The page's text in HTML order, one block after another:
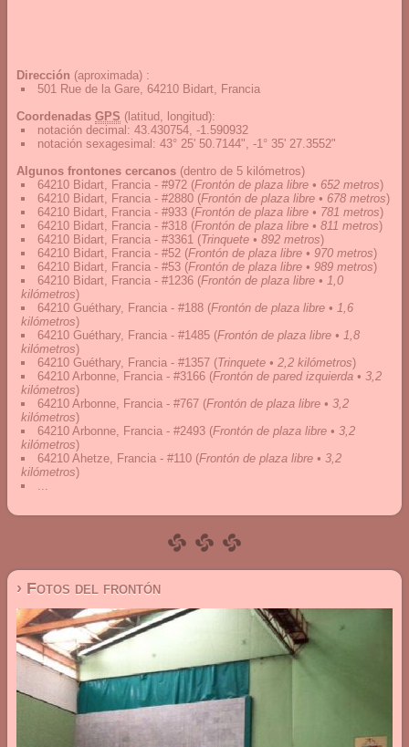
Dirección (aproximada) :
501 Rue de la Gare, 64210 Bidart, Francia
Coordenadas GPS (latitud, longitud):
notación decimal : 43.430754, -1.590932
notación sexagesimal : 43° 25' 50.7144", -1° 35' 27.3552"
Algunos frontones cercanos (dentro de 5 kilómetros)
64210 Bidart, Francia - #972 (Frontón de plaza libre • 652 metros)
64210 Bidart, Francia - #2880 (Frontón de plaza libre • 678 metros)
64210 Bidart, Francia - #933 (Frontón de plaza libre • 781 metros)
64210 Bidart, Francia - #318 (Frontón de plaza libre • 811 metros)
64210 Bidart, Francia - #3361 (Trinquete • 892 metros)
64210 Bidart, Francia - #52 (Frontón de plaza libre • 970 metros)
64210 Bidart, Francia - #53 (Frontón de plaza libre • 989 metros)
64210 Bidart, Francia - #1236 (Frontón de plaza libre • 1,0
kilómetros)
64210 Guéthary, Francia - #188 (Frontón de plaza libre • 1,6
kilómetros)
64210 Guéthary, Francia - #1485 (Frontón de plaza libre • 1,8
kilómetros)
64210 Guéthary, Francia - #1357 (Trinquete • 2,2 kilómetros)
64210 Arbonne, Francia - #3166 (Frontón de pared izquierda • 3,2
kilómetros)
64210 Arbonne, Francia - #767 (Frontón de plaza libre • 3,2
kilómetros)
64210 Arbonne, Francia - #2493 (Frontón de plaza libre • 3,2
kilómetros)
64210 Ahetze, Francia - #110 (Frontón de plaza libre • 3,2
kilómetros)
...
› Fotos del frontón